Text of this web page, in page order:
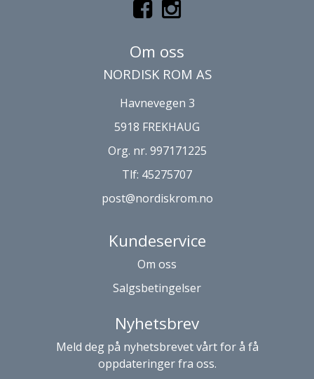
Om oss
NORDISK ROM AS
Havnevegen 3
5918 FREKHAUG
Org. nr. 997171225
Tlf: 45275707
post@nordiskrom.no
Kundeservice
Om oss
Salgsbetingelser
Nyhetsbrev
Meld deg på nyhetsbrevet vårt for å få
oppdateringer fra oss.